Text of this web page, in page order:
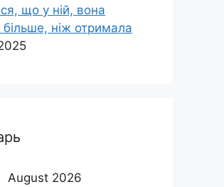
що у ній, вона
більше, ніж отримала
August 2026